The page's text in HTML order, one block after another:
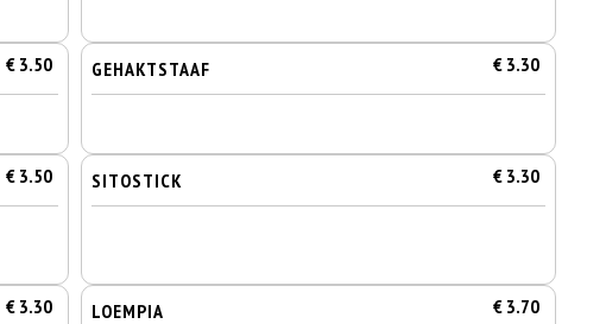
€ 3.50 GEHAKTSTAAF € 3.30
€ 3.50 SITOSTICK € 3.30
€ 3.30 LOEMPIA € 3.70